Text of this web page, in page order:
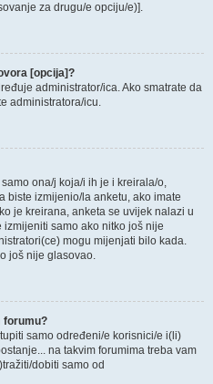
za drugu/e opciju/e)].
[opcija]?
administrator/ica. Ako smatrate da
administratora/icu.
ona/j koja/i ih je i kreirala/o,
biste izmijenio/la anketu, ako imate
je kreirana, anketa se uvijek nalazi u
izmijeniti samo ako nitko još nije
mogu mijenjati bilo kada.
još nije glasovao.
forumu?
samo određeni/e korisnici/e i(li)
na takvim forumima treba vam
dobiti samo od